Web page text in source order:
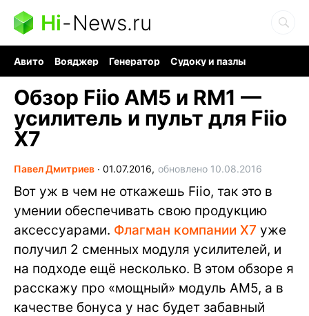
Hi-News.ru
Авито Вояджер Генератор
Судоку и пазлы
Обзор Fiio AM5 и RM1 —
усилитель и пульт для Fiio
X7
Павел Дмитриев ∙ 01.07.2016, обновлено 10.08.2016
Вот уж в чем не откажешь Fiio, так это в
умении обеспечивать свою продукцию
аксессуарами. Флагман компании X7 уже
получил 2 сменных модуля усилителей, и
на подходе ещё несколько. В этом обзоре я
расскажу про «мощный» модуль AM5, а в
качестве бонуса у нас будет забавный